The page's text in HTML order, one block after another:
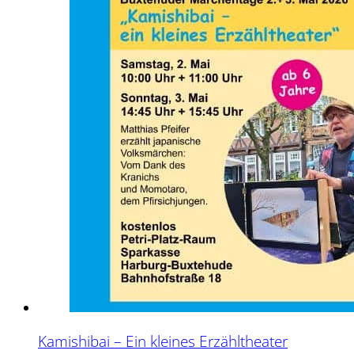
Kamishibai – Ein kleines Erzähltheater